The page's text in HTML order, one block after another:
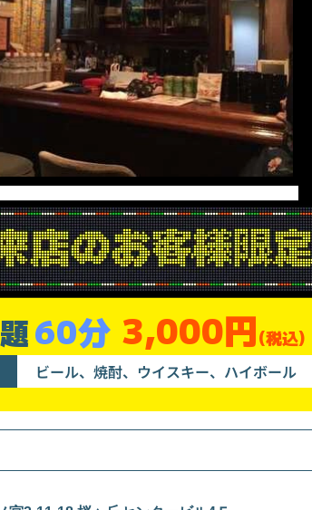
60分 3,000円(税込)
ビール、焼酎、ウイスキー、ハイボール